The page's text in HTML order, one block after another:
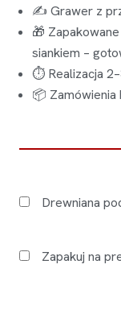
✍️ Grawer z
🎁
siankiem –
⏱ Realizacja
📦 Zamówienia
Drewniana
Zapakuj na